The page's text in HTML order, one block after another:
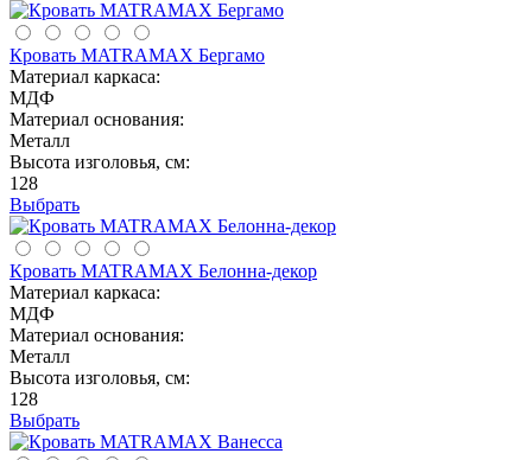
Кровать MATRAMAX Бергамо
Материал каркаса:
МДФ
Материал основания:
Металл
Высота изголовья, см:
128
Выбрать
Кровать MATRAMAX Белонна-декор
Материал каркаса:
МДФ
Материал основания:
Металл
Высота изголовья, см:
128
Выбрать